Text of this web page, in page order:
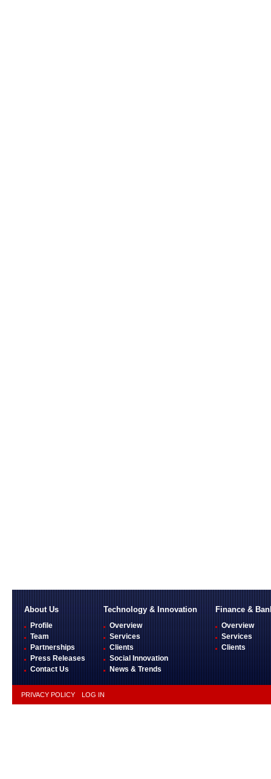
About Us
Profile
Team
Partnerships
Press Releases
Contact Us
Technology & Innovation
Overview
Services
Clients
Social Innovation
News & Trends
Finance &
Overview
Services
Clients
PRIVACY POLICY LOG IN